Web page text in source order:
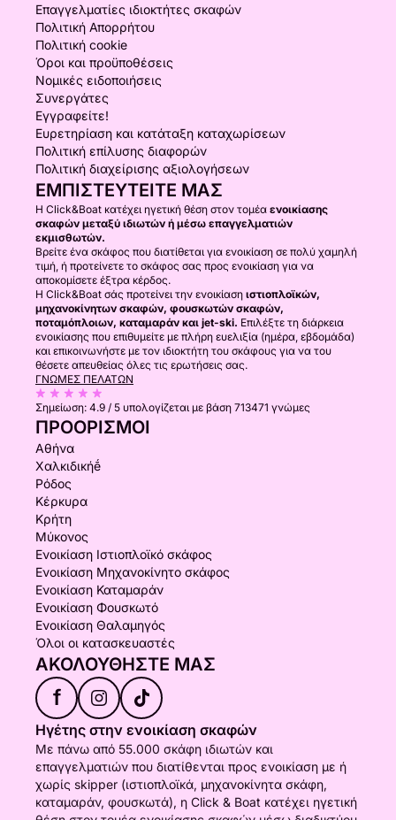
Επαγγελματίες ιδιοκτήτες σκαφών
Πολιτική Απορρήτου
Πολιτική cookie
Όροι και προϋποθέσεις
Νομικές ειδοποιήσεις
Συνεργάτες
Εγγραφείτε!
Ευρετηρίαση και κατάταξη καταχωρίσεων
Πολιτική επίλυσης διαφορών
Πολιτική διαχείρισης αξιολογήσεων
ΕΜΠΙΣΤΕΥΤΕΊΤΕ ΜΑΣ
Η Click&Boat κατέχει ηγετική θέση στον τομέα ενοικίασης
σκαφών μεταξύ ιδιωτών ή μέσω επαγγελματιών
εκμισθωτών.
Βρείτε ένα σκάφος που διατίθεται για ενοικίαση σε πολύ χαμηλή
τιμή, ή προτείνετε το σκάφος σας προς ενοικίαση για να
αποκομίσετε έξτρα κέρδος.
Η Click&Boat σάς προτείνει την ενοικίαση ιστιοπλοϊκών,
μηχανοκίνητων σκαφών, φουσκωτών σκαφών,
ποταμόπλοιων, καταμαράν και jet-ski. Επιλέξτε τη διάρκεια
ενοικίασης που επιθυμείτε με πλήρη ευελιξία (ημέρα, εβδομάδα)
και επικοινωνήστε με τον ιδιοκτήτη του σκάφους για να του
θέσετε απευθείας όλες τις ερωτήσεις σας.
ΓΝΏΜΕΣ ΠΕΛΑΤΏΝ
Σημείωση: 4.9 / 5 υπολογίζεται με βάση 713471 γνώμες
ΠΡΟΟΡΙΣΜΟΊ
Αθήνα
Χαλκιδικήḗ
Ρόδος
Κέρκυρα
Κρήτη
Μύκονος
Ενοικίαση Ιστιοπλοϊκό σκάφος
Ενοικίαση Μηχανοκίνητο σκάφος
Ενοικίαση Καταμαράν
Ενοικίαση Φουσκωτό
Ενοικίαση Θαλαμηγός
Όλοι οι κατασκευαστές
ΑΚΟΛΟΥΘΉΣΤΕ ΜΑΣ
f
Ηγέτης στην ενοικίαση σκαφών
Με πάνω από 55.000 σκάφη ιδιωτών και
επαγγελματιών που διατίθενται προς ενοικίαση με ή
χωρίς skipper (ιστιοπλοϊκά, μηχανοκίνητα σκάφη,
καταμαράν, φουσκωτά), η Click & Boat κατέχει ηγετική